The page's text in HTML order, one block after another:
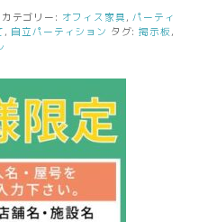
カテゴリー: オフィス家具 ,パーティ
, 自立パーティション タグ:掲示板 ,